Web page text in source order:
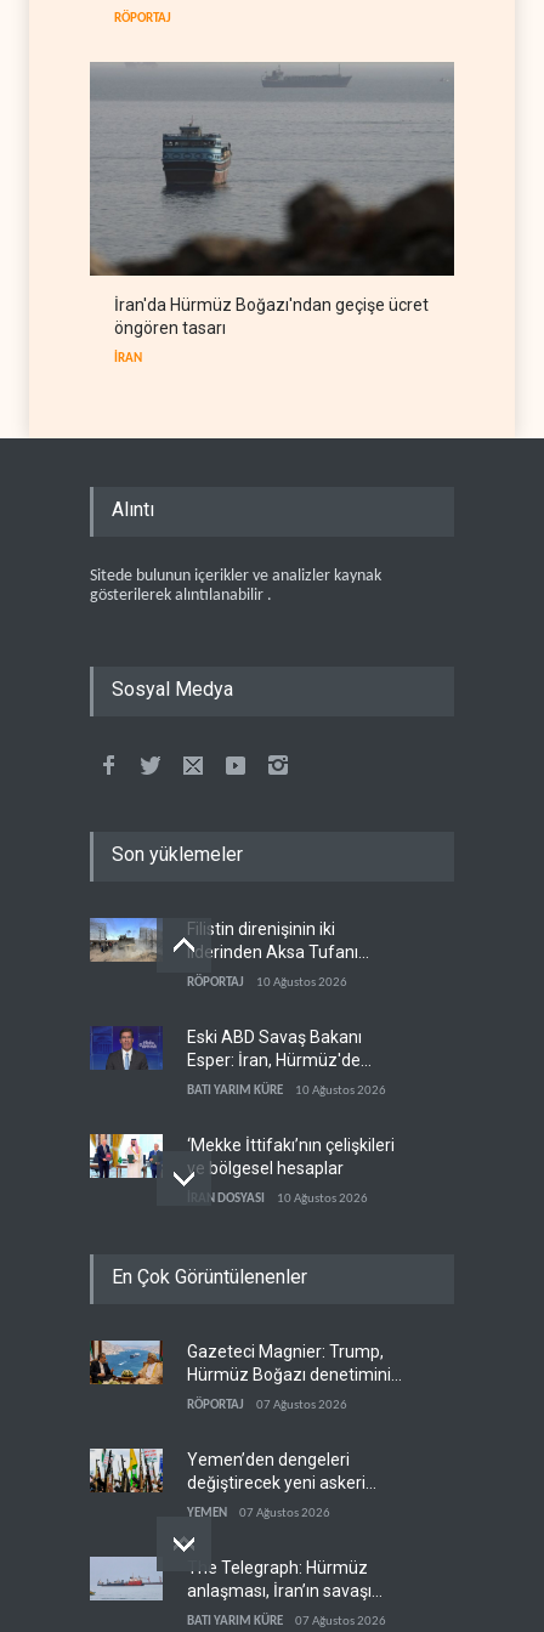
RÖPORTAJ
İran'da Hürmüz Boğazı'ndan geçişe ücret
öngören tasarı
İRAN
Alıntı
Sitede bulunun içerikler ve analizler kaynak
gösterilerek alıntılanabilir .
Sosyal Medya
Son yüklemeler
Filistin direnişinin iki
liderinden Aksa Tufanı
röportajı
RÖPORTAJ 10 Ağustos 2026
Eski ABD Savaş Bakanı
Esper: İran, Hürmüz'de
üstünlüğün kendisinde
BATI YARIM KÜRE 10 Ağustos 2026
‘Mekke İttifakı’nın çelişkileri
ve bölgesel hesaplar
İRAN DOSYASI 10 Ağustos 2026
geçişe ücret öngören tasarı
Trump: İran'la görüşmeleri
'yarım ağız' sürdürüyoruz
En Çok Görüntülenenler
Gazeteci Magnier: Trump,
Hürmüz Boğazı denetimini
doğrudan İran ve Umman'a
RÖPORTAJ 07 Ağustos 2026
Yemen’den dengeleri
değiştirecek yeni askeri
denklem
YEMEN 07 Ağustos 2026
The Telegraph: Hürmüz
anlaşması, İran’ın savaşı
kazandığını gösteriyor
BATI YARIM KÜRE 07 Ağustos 2026